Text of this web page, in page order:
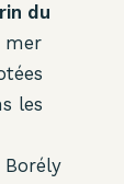
du
mer
les
Borély